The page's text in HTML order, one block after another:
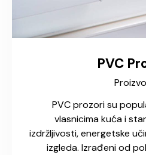
PVC
PVC prozori su
vlasnicima kuća i
izdržljivosti, energetske
izgleda. Izrađeni od